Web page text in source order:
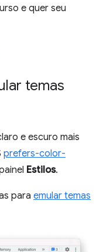
e quer seu
temas
e escuro mais
prefers-color-
Estilos.
para emular temas